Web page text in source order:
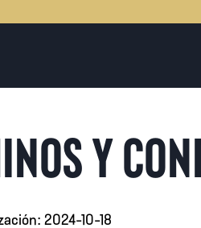
Y
2024-10-18